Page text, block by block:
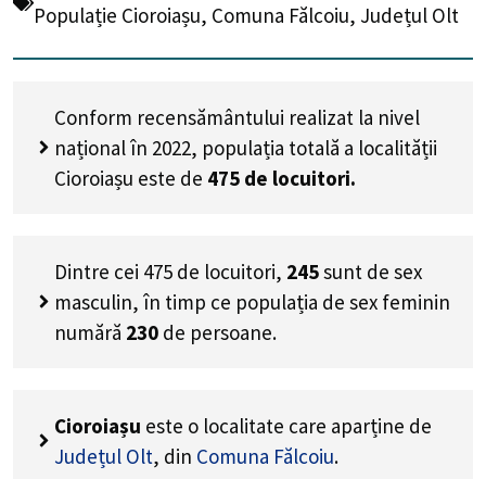
Populație Cioroiașu, Comuna Fălcoiu, Județul Olt
Conform recensământului realizat la nivel
național în 2022, populația totală a localității
Cioroiașu este de 475 de locuitori.
Dintre cei 475 de locuitori, 245sunt de sex
masculin, în timp ce populația de sex feminin
numără 230 de persoane.
Cioroiașu este o localitate care aparține de
Județul Olt, din Comuna Fălcoiu.